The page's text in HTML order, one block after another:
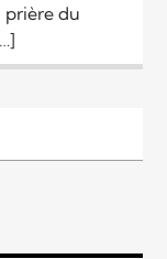
prière du